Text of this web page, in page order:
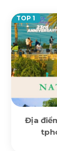
Địa